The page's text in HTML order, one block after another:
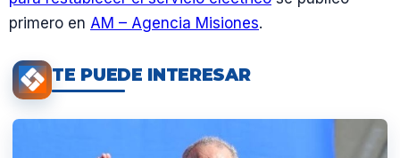
primero en AM – Agencia Misiones.
TE PUEDE INTERESAR